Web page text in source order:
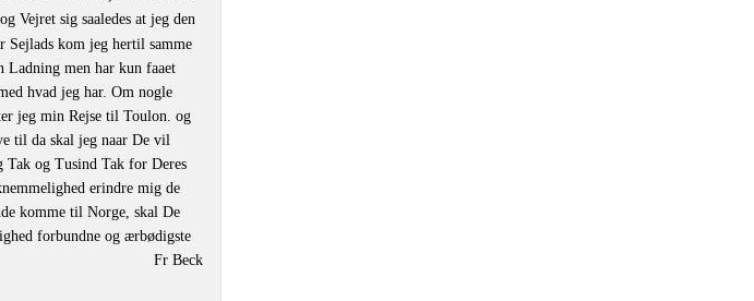
Vejret sig saaledes at jeg den
Sejlads kom jeg hertil samme
Ladning men har kun faaet
hvad jeg har. Om nogle
jeg min Rejse til Toulon. og
til da skal jeg naar De vil
Tak og Tusind Tak for Deres
erindre mig de
komme til Norge, skal De
forbundne og ærbødigste
Fr Beck